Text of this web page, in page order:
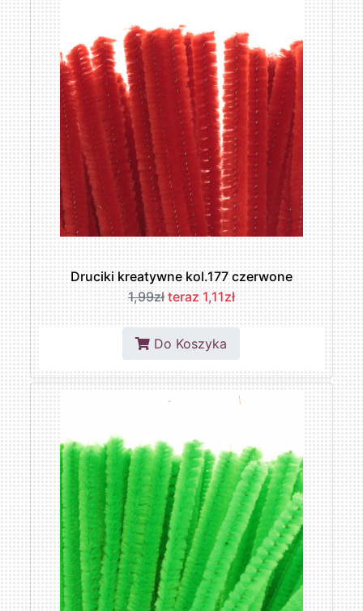
Druciki kreatywne kol.177 czerwone
1,99zł teraz 1,11zł
Do Koszyka